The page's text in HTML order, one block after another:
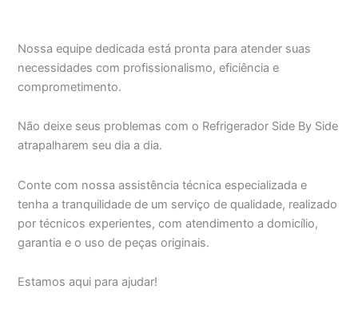
Nossa equipe dedicada está pronta para atender suas
necessidades com profissionalismo, eficiência e
comprometimento.
Não deixe seus problemas com o Refrigerador Side By Side
atrapalharem seu dia a dia.
Conte com nossa assistência técnica especializada e
tenha a tranquilidade de um serviço de qualidade, realizado
por técnicos experientes, com atendimento a domicílio,
garantia e o uso de peças originais.
Estamos aqui para ajudar!